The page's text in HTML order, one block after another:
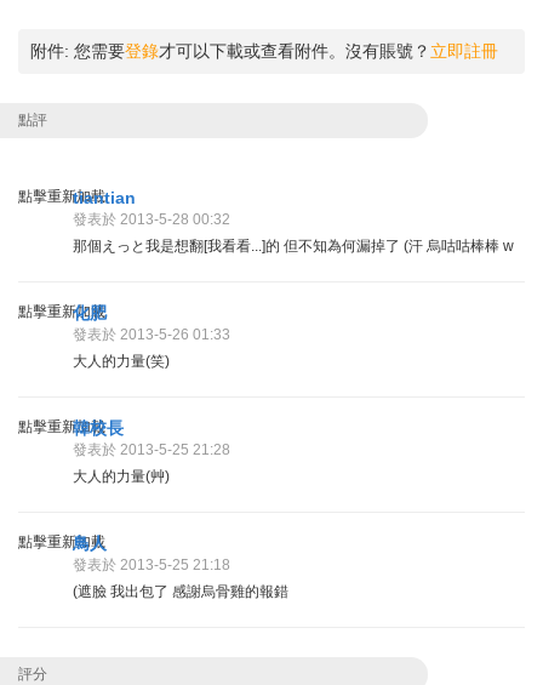
附件: 您需要登錄才可以下載或查看附件。沒有賬號？ 立即註冊
點評
點擊重新加載tiantian
發表於 2013-5-28 00:32
那個えっと我是想翻[我看看...]的 但不知為何漏掉了 (汗 烏咕咕棒棒 w
點擊重新加載
化肥
發表於 2013-5-26 01:33
大人的力量(笑)
點擊重新加載
韓校長
發表於 2013-5-25 21:28
大人的力量(艸)
點擊重新加載
鳥人
發表於 2013-5-25 21:18
(遮臉 我出包了 感謝烏骨雞的報錯
評分